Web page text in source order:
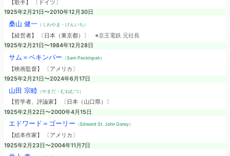
【歌手】 〔ドイツ〕
1925年2月21日〜2010年12月30日
桑山 健一（くわやま・けんいち）
【経営者】 〔日本（東京都）〕 ※京王電鉄 元社長
1925年2月21日〜1984年12月28日
サム＝ペキンパー （Sam Peckinpah）
【映画監督】 〔アメリカ〕
1925年2月21日〜2024年6月17日
山田 宗睦（やまだ・むねむつ）
【哲学者、評論家】 〔日本（山口県）〕
1925年2月22日〜2000年4月15日
エドワード＝ゴーリー （Edward St. John Gorey）
【絵本作家】 〔アメリカ〕
1925年2月23日〜2004年11月7日